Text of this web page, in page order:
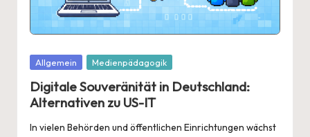
Posted
Allgemein Medienpädagogik
Digitale Souveränität in Deutschland:
Alternativen zu US-IT
In vielen Behörden und öffentlichen Einrichtungen wächst